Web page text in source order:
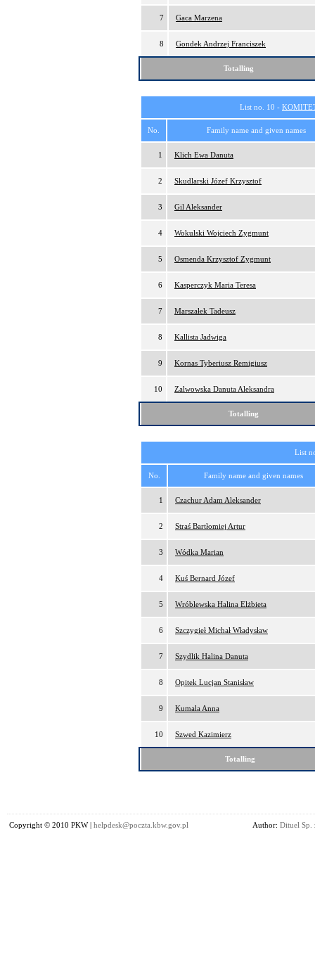
7 Gaca Marzena
8 Gondek Andrzej Franciszek
Totalling
List no. 10 -
No. Family name and given names
1 Klich Ewa Danuta
2 Skudlarski Józef Krzysztof
3 Gil Aleksander
4 Wokulski Wojciech Zygmunt
5 Osmenda Krzysztof Zygmunt
6 Kasperczyk Maria Teresa
7 Marszałek Tadeusz
8 Kallista Jadwiga
9 Kornas Tyberiusz Remigiusz
10 Zalwowska Danuta Aleksandra
Totalling
List
No. Family name and given names
1 Czachur Adam Aleksander
2 Straś Bartłomiej Artur
3 Wódka Marian
4 Kuś Bernard Józef
5 Wróblewska Halina Elżbieta
6 Szczygieł Michał Władysław
7 Szydlik Halina Danuta
8 Opitek Lucjan Stanisław
9 Kumala Anna
10 Szwed Kazimierz
Totalling
Copyright © 2010 PKW | helpdesk@poczta.kbw.gov.pl Author: Dituel Sp.